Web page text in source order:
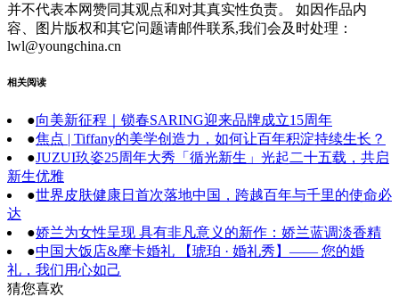
并不代表本网赞同其观点和对其真实性负责。 如因作品内
容、图片版权和其它问题请邮件联系,我们会及时处理：
lwl@youngchina.cn
相关阅读
●向美新征程｜锁春SARING迎来品牌成立15周年
●焦点 | Tiffany的美学创造力，如何让百年积淀持续生长？
●JUZUI玖姿25周年大秀「循光新生」光起二十五载，共启
新生优雅
●世界皮肤健康日首次落地中国，跨越百年与千里的使命必
达
●娇兰为女性呈现 具有非凡意义的新作：娇兰蓝调淡香精
●中国大饭店&摩卡婚礼 【琥珀 · 婚礼秀】—— 您的婚
礼，我们用心如己
猜您喜欢